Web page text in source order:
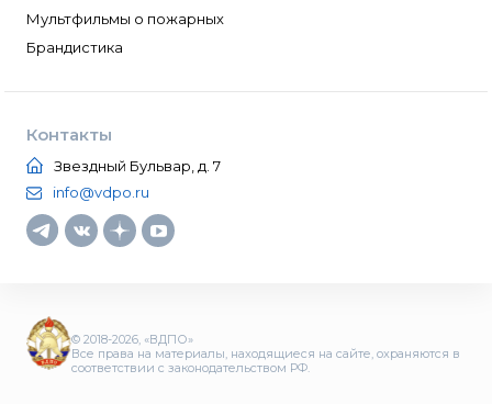
Мультфильмы о пожарных
Брандистика
Контакты
Звездный Бульвар, д. 7
info@vdpo.ru
© 2018-2026, «ВДПО»
Все права на материалы, находящиеся на сайте, охраняются в
соответствии с законодательством РФ.